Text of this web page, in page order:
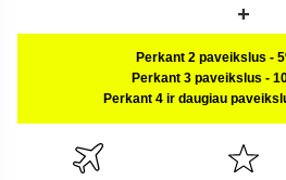
Perkant 2 paveikslus -
Perkant 3 paveikslus -
Perkant 4 ir daugiau